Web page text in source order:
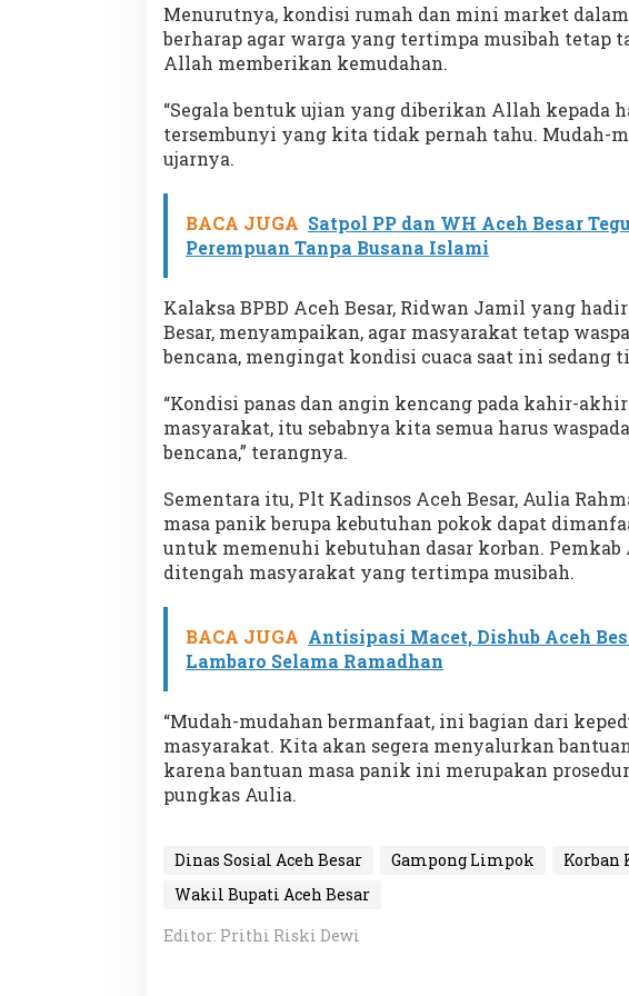
Menurutnya, kondisi rumah dan mini market
berharap agar warga yang tertimpa musibah tetap
Allah memberikan kemudahan.
“Segala bentuk ujian yang diberikan Allah kepada
tersembunyi yang kita tidak pernah tahu. Mudah-
ujarnya.
BACA JUGA Satpol PP dan WH Aceh Besar
Perempuan Tanpa Busana Islami
Kalaksa BPBD Aceh Besar, Ridwan Jamil yang
Besar, menyampaikan, agar masyarakat tetap
bencana, mengingat kondisi cuaca saat ini sedang
“Kondisi panas dan angin kencang pada kahir-
masyarakat, itu sebabnya kita semua harus
bencana,” terangnya.
Sementara itu, Plt Kadinsos Aceh Besar, Aulia
masa panik berupa kebutuhan pokok dapat
untuk memenuhi kebutuhan dasar korban. Pemkab
ditengah masyarakat yang tertimpa musibah.
BACA JUGA Antisipasi Macet, Dishub Aceh
Lambaro Selama Ramadhan
“Mudah-mudahan bermanfaat, ini bagian dari
masyarakat. Kita akan segera menyalurkan
karena bantuan masa panik ini merupakan
pungkas Aulia.
Dinas Sosial Aceh Besar Gampong Limpok Korban
Wakil Bupati Aceh Besar
Editor: Prithi Riski Dewi